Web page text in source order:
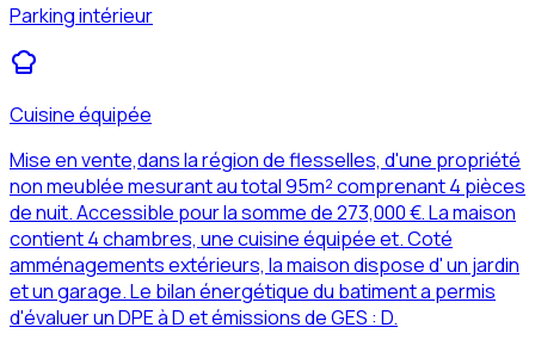
Parking intérieur
Cuisine équipée
Mise en vente,dans la région de flesselles, d'une propriété
non meublée mesurant au total 95m² comprenant 4 pièces
de nuit. Accessible pour la somme de 273,000 €. La maison
contient 4 chambres, une cuisine équipée et. Coté
amménagements extérieurs, la maison dispose d' un jardin
et un garage. Le bilan énergétique du batiment a permis
d'évaluer un DPE à D et émissions de GES : D.